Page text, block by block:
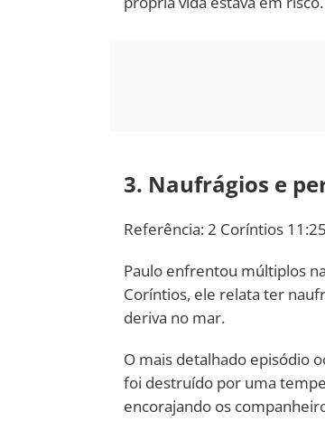
3. Naufrágios e
Referência: 2 Coríntios
Paulo enfrentou múltiplos
Coríntios, ele relata ter
deriva no mar.
O mais detalhado episódio
foi destruído por uma
encorajando os